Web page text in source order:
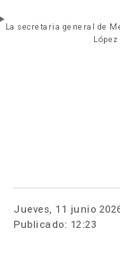
La secretaria general de
Jueves, 11 junio
Publicado: 12:23